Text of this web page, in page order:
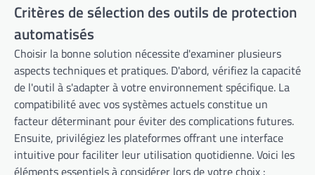
Critères de sélection des outils de protection
automatisés
Choisir la bonne solution nécessite d'examiner plusieurs
aspects techniques et pratiques. D'abord, vérifiez la capacité
de l'outil à s'adapter à votre environnement spécifique. La
compatibilité avec vos systèmes actuels constitue un
facteur déterminant pour éviter des complications futures.
Ensuite, privilégiez les plateformes offrant une interface
intuitive pour faciliter leur utilisation quotidienne. Voici les